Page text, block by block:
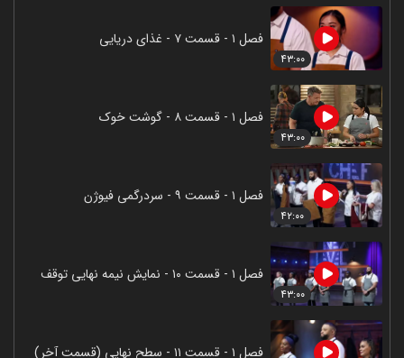
۴۳:۰۰
فصل ۱ - قسمت ۷ - غذای دریایی
۴۳:۰۰
فصل ۱ - قسمت ۸ - گوشت خوک
۴۲:۰۰
فصل ۱ - قسمت ۹ - سردرگمی فیوژن
۴۳:۰۰
فصل ۱ - قسمت ۱۰ - نمایش نیمه نهایی توقف
فصل ۱ - قسمت ۱۱ - سطح نهایی (قسمت آخر)